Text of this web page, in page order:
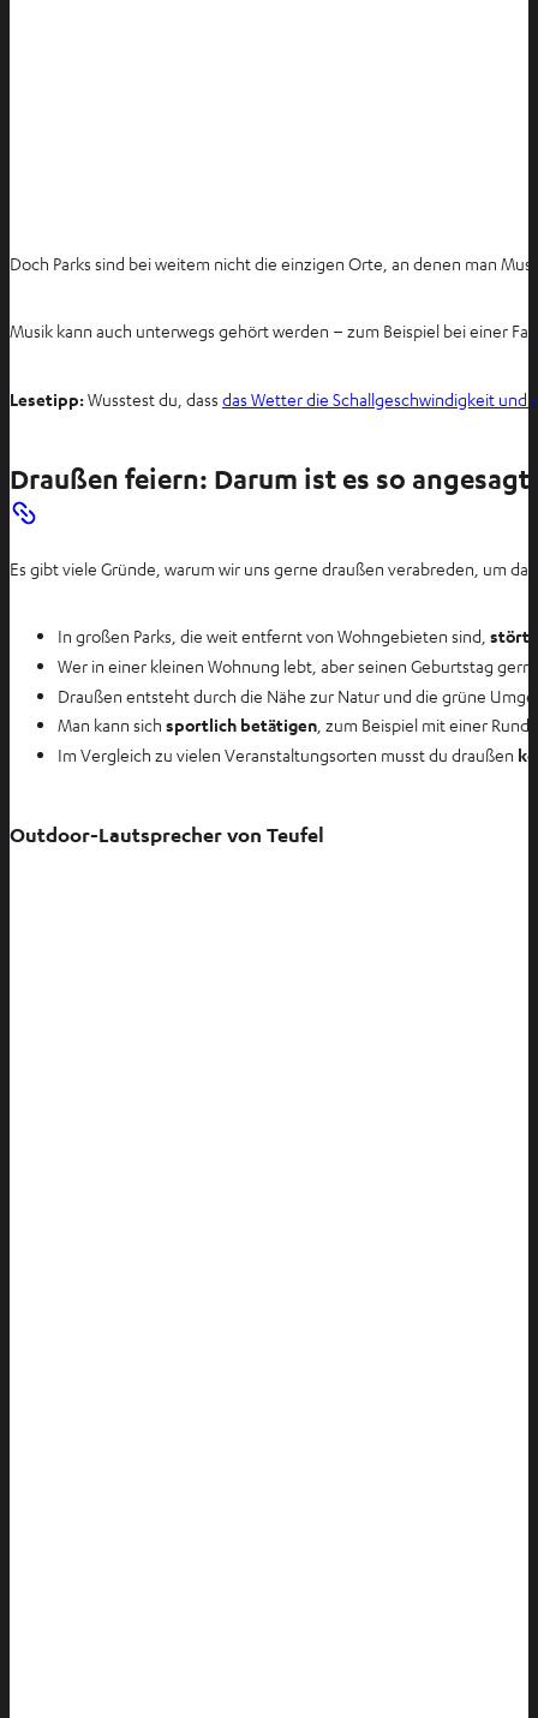
Doch Parks sind bei weitem nicht die einzigen Orte, an denen man
Musik kann auch unterwegs gehört werden – zum Beispiel bei einer
Lesetipp:Wusstest du, dass das Wetter die Schallgeschwindigkeit
Draußen feiern: Darum ist es so angesagt
Es gibt viele Gründe, warum wir uns gerne draußen verabreden, um
In großen Parks, die weit entfernt von Wohngebieten sind, stört
Wer in einer kleinen Wohnung lebt, aber seinen Geburtstag
Draußen entsteht durch die Nähe zur Natur und die grüne
Man kann sich sportlich betätigen , zum Beispiel mit einer
Im Vergleich zu vielen Veranstaltungsorten musst du draußen
Outdoor-Lautsprecher von Teufel